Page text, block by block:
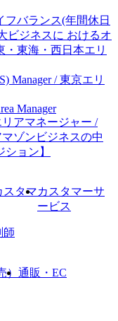
フバランス(年間休日
ビジネスに おけるオ
東海・西日本エリ
Manager / 東京エリ
Manager
リアマネージャー /
マゾンビジネスの中
ョン】
スタマカスタマーサ
ービス
師
通販・EC